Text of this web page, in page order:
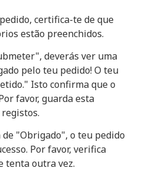
certifica-te de que
estão preenchidos.
deverás ver uma
pelo teu pedido! O teu
Isto confirma que o
favor, guarda esta
"Obrigado", o teu pedido
Por favor, verifica
tenta outra vez.